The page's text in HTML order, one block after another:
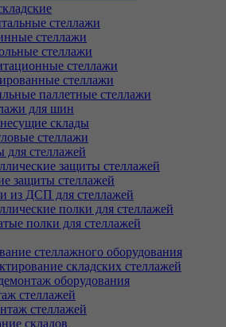
стеллажи
стеллажи
стеллажи
стеллажи
стеллажи
паллетные стеллажи
для шин
склады
стеллажи
для стеллажей
защиты стеллажей
защиты стеллажей
из ДСП для стеллажей
полки для стеллажей
полки для стеллажей
стеллажного оборудования
складских стеллажей
оборудования
стеллажей
стеллажей
складов